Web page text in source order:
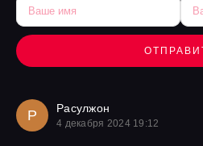
Р Расулжон
4 декабря 2024 19:12